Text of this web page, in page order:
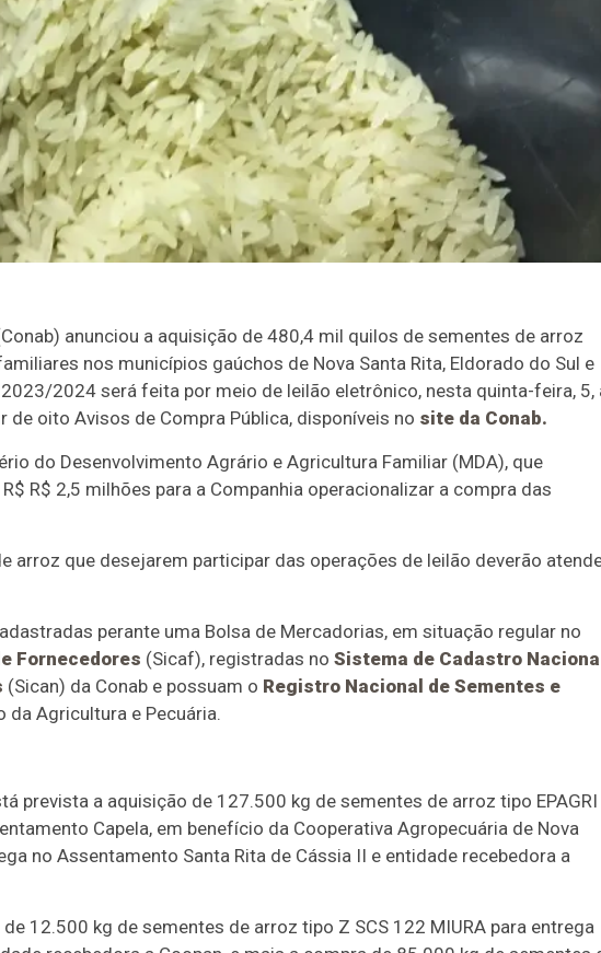
anunciou a aquisição de 480,4 mil quilos de sementes de arroz
nos municípios gaúchos de Nova Santa Rita, Eldorado do Sul e
2024 será feita por meio de leilão eletrônico, nesta quinta-feira, 5,
de oito Avisos de Compra Pública, disponíveis no site da Conab.
do Desenvolvimento Agrário e Agricultura Familiar (MDA), que
R$ 2,5 milhões para a Companhia operacionalizar a compra das
arroz que desejarem participar das operações de leilão deverão
perante uma Bolsa de Mercadorias, em situação regular no
Fornecedores (Sicaf), registradas no Sistema de Cadastro
(Sican) da Conab e possuam o Registro Nacional de Sementes e
Agricultura e Pecuária.
prevista a aquisição de 127.500 kg de sementes de arroz tipo EPAGRI
Capela, em benefício da Cooperativa Agropecuária de Nova
no Assentamento Santa Rita de Cássia II e entidade recebedora a
12.500 kg de sementes de arroz tipo Z SCS 122 MIURA para entrega